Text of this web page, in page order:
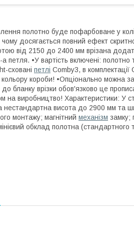
полотно буде пофарбоване у
досягається повний ефект
від 2150 до 2400 мм врізана
петля. •У вартість включені:
сховані петлі Comby3, в комплектації
короби! •Опціонально можна
бланку врізки обов'язково це
на виробництво! Характеристики: У
нестандартна висота до 2900 мм та
монтажу; магнітний механізм замку;
обклад полотна (стандартного